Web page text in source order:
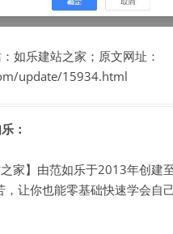
如乐建站之家；原文网址：
update/15934.html
：
】由范如乐于2013年创建
，让你也能零基础快速学会自